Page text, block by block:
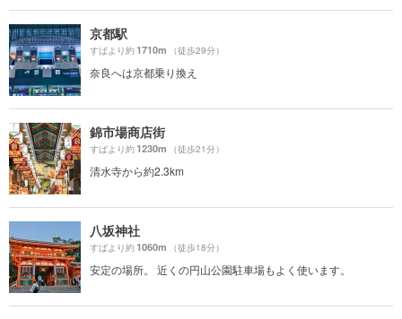
京都駅
すばより約1710m （徒歩29分）
奈良へは京都乗り換え
錦市場商店街
すばより約1230m （徒歩21分）
清水寺から約2.3km
八坂神社
すばより約1060m （徒歩18分）
安定の場所。 近くの円山公園駐車場もよく使います。